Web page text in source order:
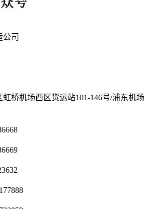
公司
桥机场西区货运站101-146号/浦东机场